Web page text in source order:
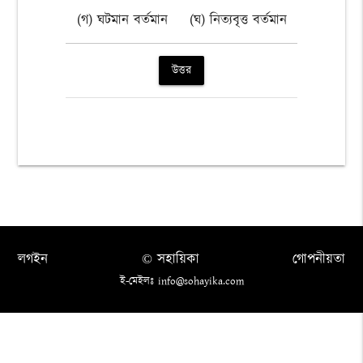
(গ) ঘটমান বর্তমান (ঘ) নিত্যবৃত্ত বর্তমান
উত্তর
লগইন গোপনীয়তা
© সহায়িকা
ই-মেইলঃ info@sohayika.com